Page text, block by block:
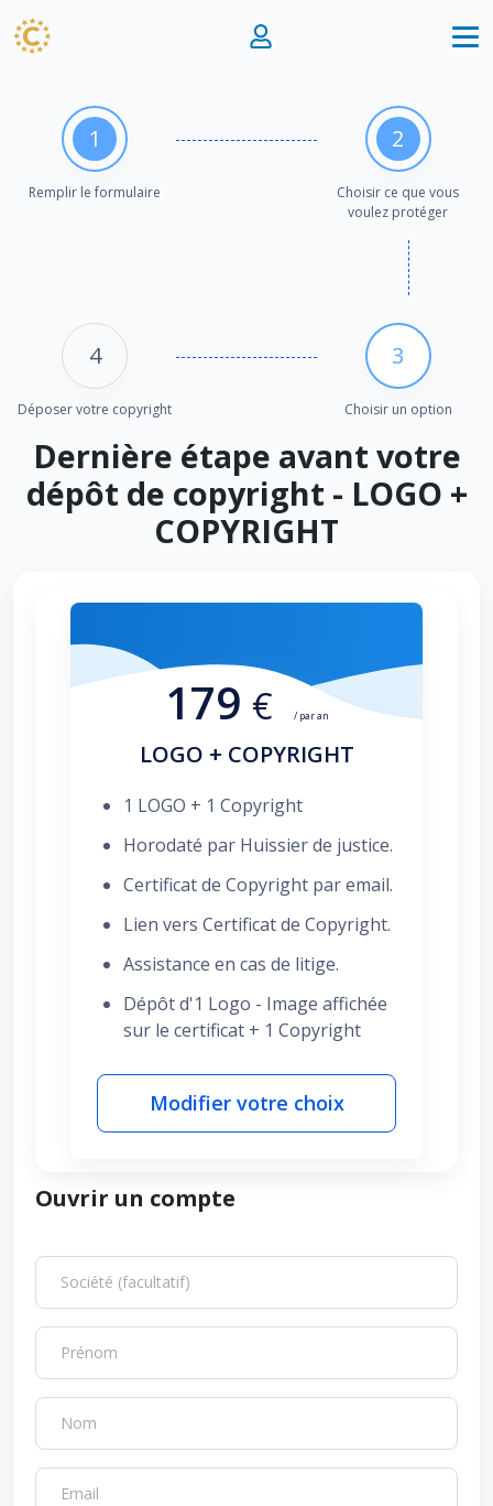
1
Remplir le formulaire
2
Choisir ce que vous
voulez protéger
3
Choisir un option
4
Déposer votre copyright
Dernière étape avant votre
dépôt de copyright - LOGO +
COPYRIGHT
179 € / par an
LOGO + COPYRIGHT
1 LOGO + 1 Copyright
Horodaté par Huissier de justice.
Certificat de Copyright par email.
Lien vers Certificat de Copyright.
Assistance en cas de litige.
Dépôt d'1 Logo - Image affichée
sur le certificat + 1 Copyright
Modifier votre choix
Ouvrir un compte
Société (facultatif)
Prénom
Nom
Email